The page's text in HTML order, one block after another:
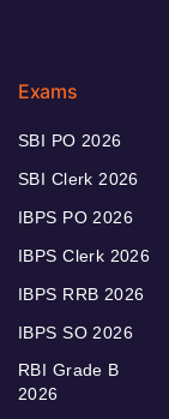
Exams
SBI PO 2026
SBI Clerk 2026
IBPS PO 2026
IBPS Clerk 2026
IBPS RRB 2026
IBPS SO 2026
RBI Grade B
2026